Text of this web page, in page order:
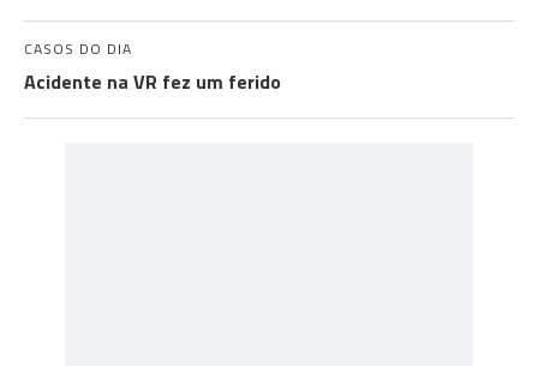
CASOS DO DIA
Acidente na VR fez um ferido